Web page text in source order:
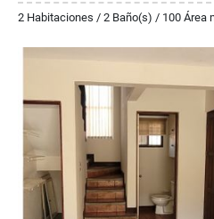
2 Habitaciones / 2 Baño(s) / 100 Área